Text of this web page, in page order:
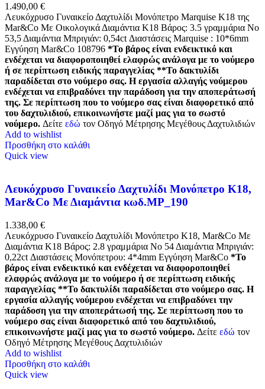
1.490,00 €
Λευκόχρυσο Γυναικείο Δαχτυλίδι Μονόπετρο Marquise Κ18 της
Mar&Co Με Οικολογικά Διαμάντια Κ18 Βάρος: 3.5 γραμμάρια Νο
53,5 Διαμάντια Μπριγιάν: 0,54ct Διαστάσεις Marquise : 10*6mm
Εγγύηση Mar&Co 108796 *Το βάρος είναι ενδεικτικό και
ενδέχεται να διαφοροποιηθεί ελαφρώς ανάλογα με το νούμερο
ή σε περίπτωση ειδικής παραγγελίας **Το δακτυλίδι
παραδίδεται στο νούμερο σας. Η εργασία αλλαγής νούμερου
ενδέχεται να επιβραδύνει την παράδοση για την αποπεράτωσή
της. Σε περίπτωση που το νούμερο σας είναι διαφορετικό από
του δαχτυλιδιού, επικοινωνήστε μαζί μας για το σωστό
νούμερο. Δείτε εδώ τον Οδηγό Μέτρησης Μεγέθους Δαχτυλιδιών
Add to wishlist
Προσθήκη στο καλάθι
Quick view
Λευκόχρυσο Γυναικείο Δαχτυλίδι Μονόπετρο Κ18,
Mar&Co Με Διαμάντια κωδ.MP_190
1.338,00 €
Λευκόχρυσο Γυναικείο Δαχτυλίδι Μονόπετρο Κ18, Mar&Co Με
Διαμάντια Κ18 Βάρος: 2.8 γραμμάρια Νο 54 Διαμάντια Μπριγιάν:
0,22ct Διαστάσεις Μονόπετρου: 4*4mm Εγγύηση Mar&Co *Το
βάρος είναι ενδεικτικό και ενδέχεται να διαφοροποιηθεί
ελαφρώς ανάλογα με το νούμερο ή σε περίπτωση ειδικής
παραγγελίας **Το δακτυλίδι παραδίδεται στο νούμερο σας. Η
εργασία αλλαγής νούμερου ενδέχεται να επιβραδύνει την
παράδοση για την αποπεράτωσή της. Σε περίπτωση που το
νούμερο σας είναι διαφορετικό από του δαχτυλιδιού,
επικοινωνήστε μαζί μας για το σωστό νούμερο. Δείτε εδώ τον
Οδηγό Μέτρησης Μεγέθους Δαχτυλιδιών
Add to wishlist
Προσθήκη στο καλάθι
Quick view